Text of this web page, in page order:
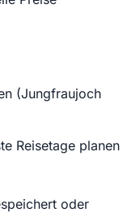
(Jungfraujoch
Reisetage planen
oder